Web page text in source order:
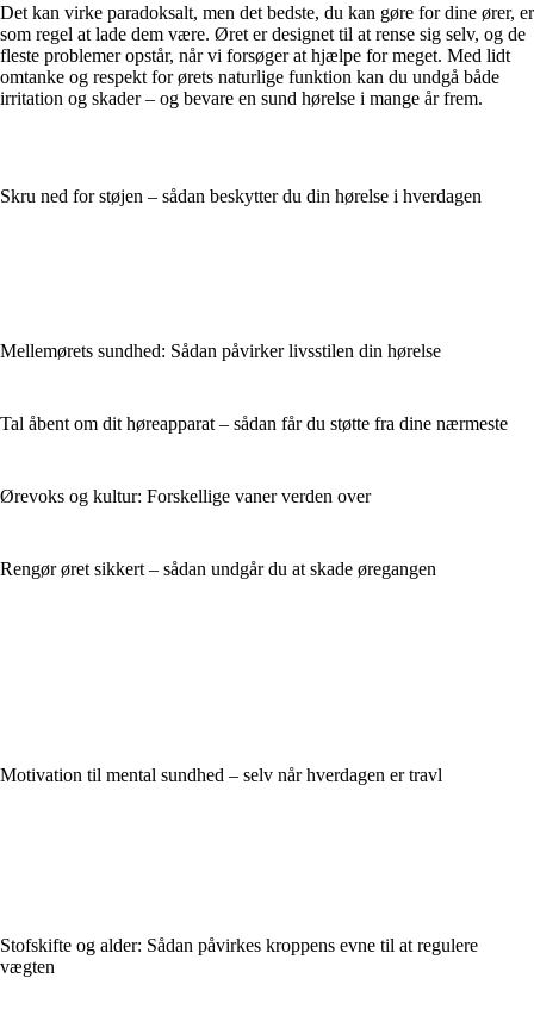
Det kan virke paradoksalt, men det bedste, du kan gøre for dine ører, er
som regel at lade dem være. Øret er designet til at rense sig selv, og de
fleste problemer opstår, når vi forsøger at hjælpe for meget. Med lidt
omtanke og respekt for ørets naturlige funktion kan du undgå både
irritation og skader – og bevare en sund hørelse i mange år frem.
Skru ned for støjen – sådan beskytter du din hørelse i hverdagen
Mellemørets sundhed: Sådan påvirker livsstilen din hørelse
Tal åbent om dit høreapparat – sådan får du støtte fra dine nærmeste
Ørevoks og kultur: Forskellige vaner verden over
Rengør øret sikkert – sådan undgår du at skade øregangen
Motivation til mental sundhed – selv når hverdagen er travl
Stofskifte og alder: Sådan påvirkes kroppens evne til at regulere
vægten